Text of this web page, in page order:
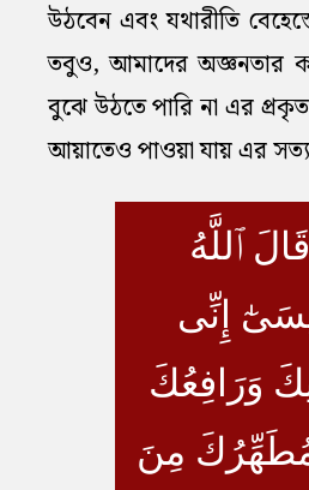
উঠবেন এবং যথারীতি
তবুও, আমাদের অজ্ঞনতার
বুঝে উঠতে পারি না এর
আয়াতেও পাওয়া যায় এর
ٱللَّهُ
إِنِّى
وَرَافِعُكَ
مِنَ